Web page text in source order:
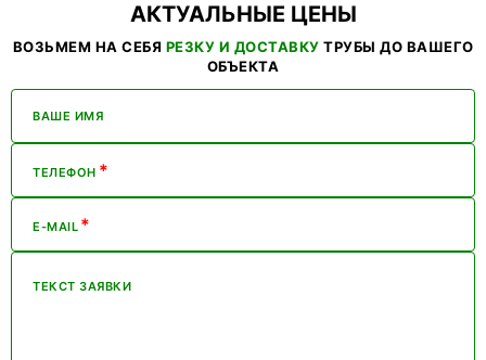
АКТУАЛЬНЫЕ ЦЕНЫ
ВОЗЬМЕМ НА СЕБЯ РЕЗКУ И ДОСТАВКУ ТРУБЫ ДО ВАШЕГО
ОБЪЕКТА
ВАШЕ ИМЯ
ТЕЛЕФОН *
E-MAIL *
ТЕКСТ ЗАЯВКИ